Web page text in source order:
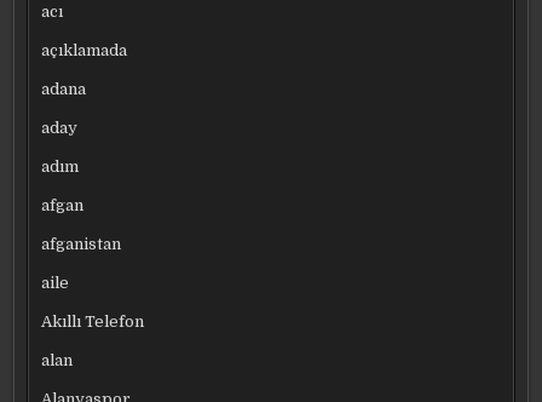
acı
açıklamada
adana
aday
adım
afgan
afganistan
aile
Akıllı Telefon
alan